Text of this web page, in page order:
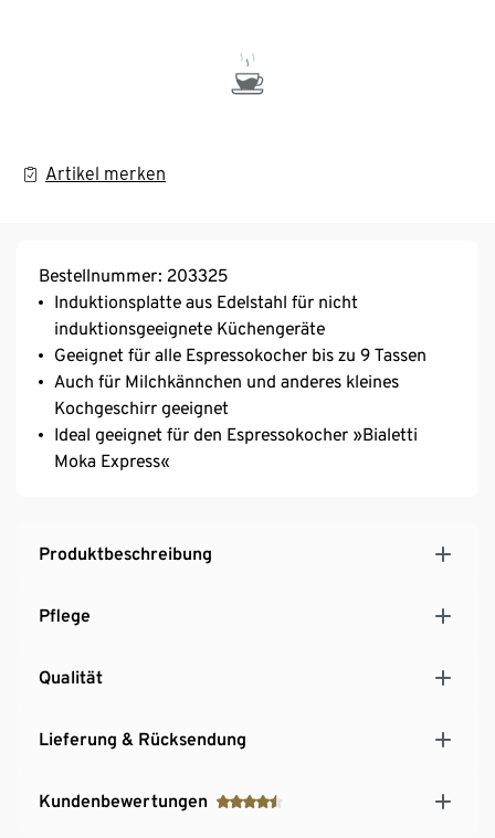
Artikel merken
Bestellnummer: 203325
Induktionsplatte aus Edelstahl für nicht
induktionsgeeignete Küchengeräte
Geeignet für alle Espressokocher bis zu 9 Tassen
Auch für Milchkännchen und anderes kleines
Kochgeschirr geeignet
Ideal geeignet für den Espressokocher »Bialetti
Moka Express«
Produktbeschreibung
Pflege
Qualität
Lieferung & Rücksendung
Kundenbewertungen